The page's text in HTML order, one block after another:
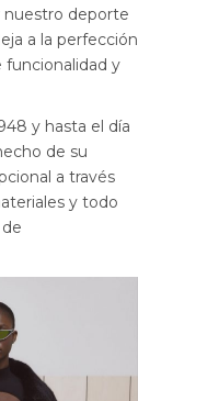
nuestro deporte
a la perfección
y
y hasta el día
de su
a través
y todo